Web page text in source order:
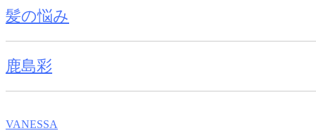
髪の悩み
鹿島彩
VANESSA